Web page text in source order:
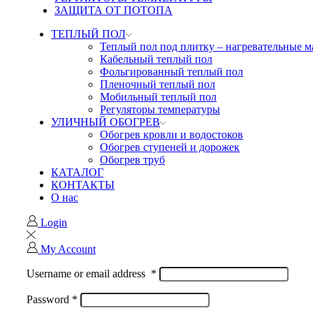
ЗАЩИТА ОТ ПОТОПА
ТЕПЛЫЙ ПОЛ
Теплый пол под плитку – нагревательные
Кабельный теплый пол
Фольгированный теплый пол
Пленочный теплый пол
Мобильный теплый пол
Регуляторы температуры
УЛИЧНЫЙ ОБОГРЕВ
Обогрев кровли и водостоков
Обогрев ступеней и дорожек
Обогрев труб
КАТАЛОГ
КОНТАКТЫ
О нас
Login
My Account
Username or email address *
Password *